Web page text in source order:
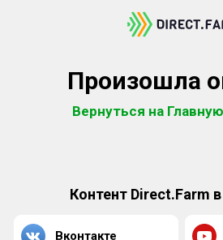
Произошла
Вернуться на
Контент Direct.Farm
Вконтакте